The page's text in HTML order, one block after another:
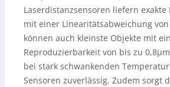
Laserdistanzsensoren liefern exakte
mit einer Linearitätsabweichung
können auch kleinste Objekte mit
Reproduzierbarkeit von bis zu
bei stark schwankenden
Sensoren zuverlässig. Zudem sorgt